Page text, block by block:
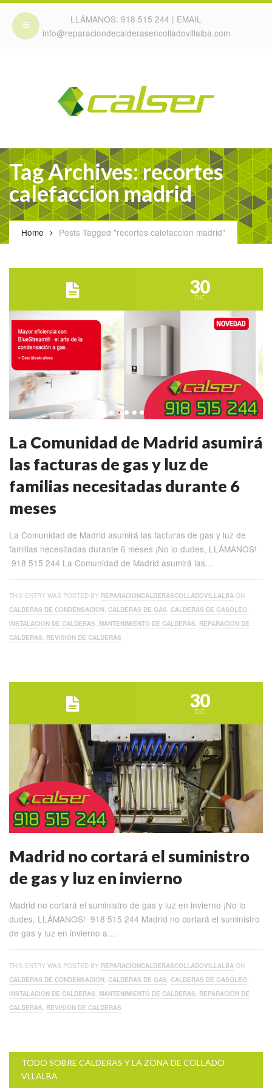
LLÁMANOS: 918 515 244 | EMAIL
info@reparaciondecalderasencolladovillalba.com
Tag Archives: recortes
calefaccion madrid
Home Posts Tagged "recortes calefaccion madrid"
30
DIC
La Comunidad de Madrid asumirá
las facturas de gas y luz de
familias necesitadas durante 6
meses
La Comunidad de Madrid asumirá las facturas de gas y luz de
familias necesitadas durante 6 meses ¡No lo dudes, LLÁMANOS!
918 515 244 La Comunidad de Madrid asumirá las…
THIS ENTRY WAS POSTED BY REPARACIONCALDERASCOLLADOVILLALBA ON
CALDERAS DE CONDENSACION, CALDERAS DE GAS, CALDERAS DE GASOLEO,
INSTALACION DE CALDERAS, MANTENIMIENTO DE CALDERAS, REPARACION DE
CALDERAS, REVISION DE CALDERAS
30
DIC
Madrid no cortará el suministro
de gas y luz en invierno
Madrid no cortará el suministro de gas y luz en invierno ¡No lo
dudes, LLÁMANOS! 918 515 244 Madrid no cortará el suministro
de gas y luz en invierno a…
THIS ENTRY WAS POSTED BY REPARACIONCALDERASCOLLADOVILLALBA ON
CALDERAS DE CONDENSACION, CALDERAS DE GAS, CALDERAS DE GASOLEO,
INSTALACION DE CALDERAS, MANTENIMIENTO DE CALDERAS, REPARACION DE
CALDERAS, REVISION DE CALDERAS
TODO SOBRE CALDERAS Y LA ZONA DE COLLADO
VLLALBA